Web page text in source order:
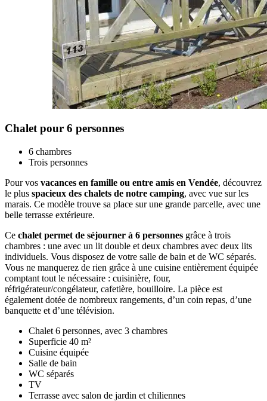
Chalet pour 6 personnes
6 chambres
Trois personnes
Pour vos vacances en famille ou entre amis en Vendée, découvrez
le plus spacieux des chalets de notre camping, avec vue sur les
marais. Ce modèle trouve sa place sur une grande parcelle, avec une
belle terrasse extérieure.
Ce chalet permet de séjourner à 6 personnes grâce à trois
chambres : une avec un lit double et deux chambres avec deux lits
individuels. Vous disposez de votre salle de bain et de WC séparés.
Vous ne manquerez de rien grâce à une cuisine entièrement équipée
comptant tout le nécessaire : cuisinière, four,
réfrigérateur/congélateur, cafetière, bouilloire. La pièce est
également dotée de nombreux rangements, d’un coin repas, d’une
banquette et d’une télévision.
Chalet 6 personnes, avec 3 chambres
Superficie 40 m²
Cuisine équipée
Salle de bain
WC séparés
TV
Terrasse avec salon de jardin et chiliennes